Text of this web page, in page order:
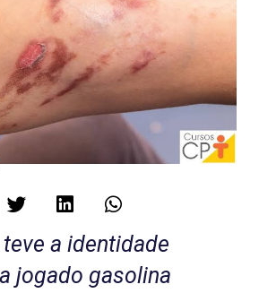
a identidade
jogado gasolina